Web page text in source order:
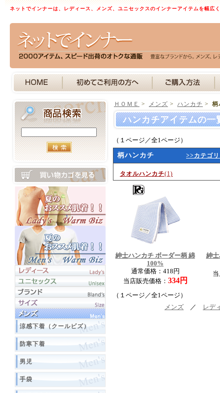
ネットでインナーは、レディース、メンズ、ユニセックスのインナーアイテムを幅広
涼感下着（クールビズ）
防寒下着
男児
手袋
ＨＯＭＥ > メンズ > ハンカチ > 柄
ハンカチアイテムの
（１ページ／全1ページ）
柄ハンカチ >>カテゴ
タオルハンカチ(1)
紳士ハンカチ ボーダー柄 綿
100%
通常価格：418円
当店販売価格： 334円
紳
（１ページ／全1ページ）
メンズ ／ レデ